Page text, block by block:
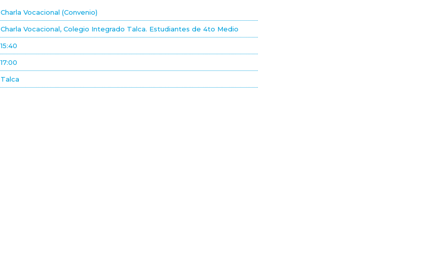
Charla Vocacional (Convenio)
Charla Vocacional, Colegio Integrado Talca. Estudiantes de 4to Medio
15:40
17:00
Talca